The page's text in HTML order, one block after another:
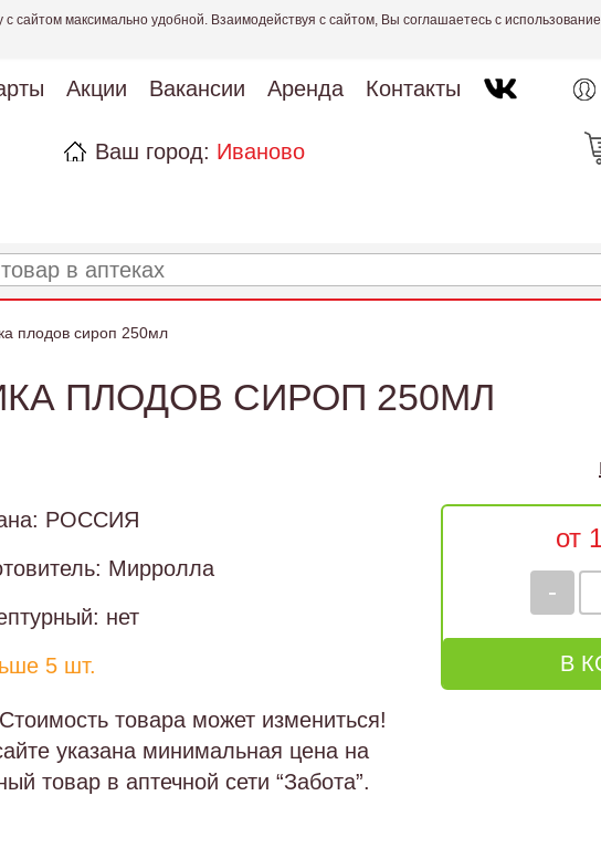
сайтом максимально удобной. Взаимодействуя с сайтом, Вы соглашаетесь с
Акции Вакансии Аренда Контакты
Ваш город: Иваново
плодов сироп 250мл
ПЛОДОВ СИРОП 250МЛ
РОССИЯ
Мирролла
нет
5 шт.
Стоимость товара может измениться!
указана минимальная цена на
товар в аптечной сети “Забота”.
от
-
В